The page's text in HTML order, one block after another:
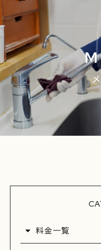
料金一覧